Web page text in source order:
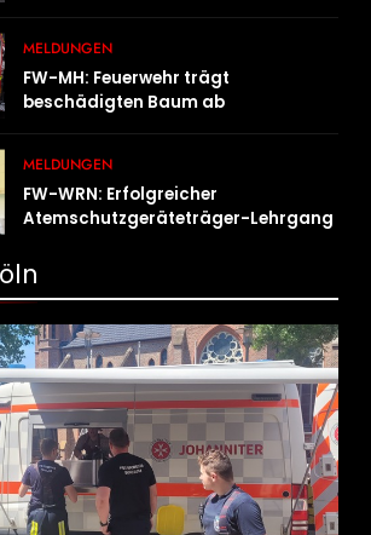
MELDUNGEN
FW-MH: Feuerwehr trägt
beschädigten Baum ab
MELDUNGEN
FW-WRN: Erfolgreicher
Atemschutzgeräteträger-Lehrgang